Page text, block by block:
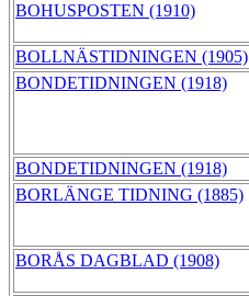
BOHUSPOSTEN (1910)
BOLLNÄSTIDNINGEN (1905)
BONDETIDNINGEN (1918)
BONDETIDNINGEN (1918)
BORLÄNGE TIDNING (1885)
BORÅS DAGBLAD (1908)